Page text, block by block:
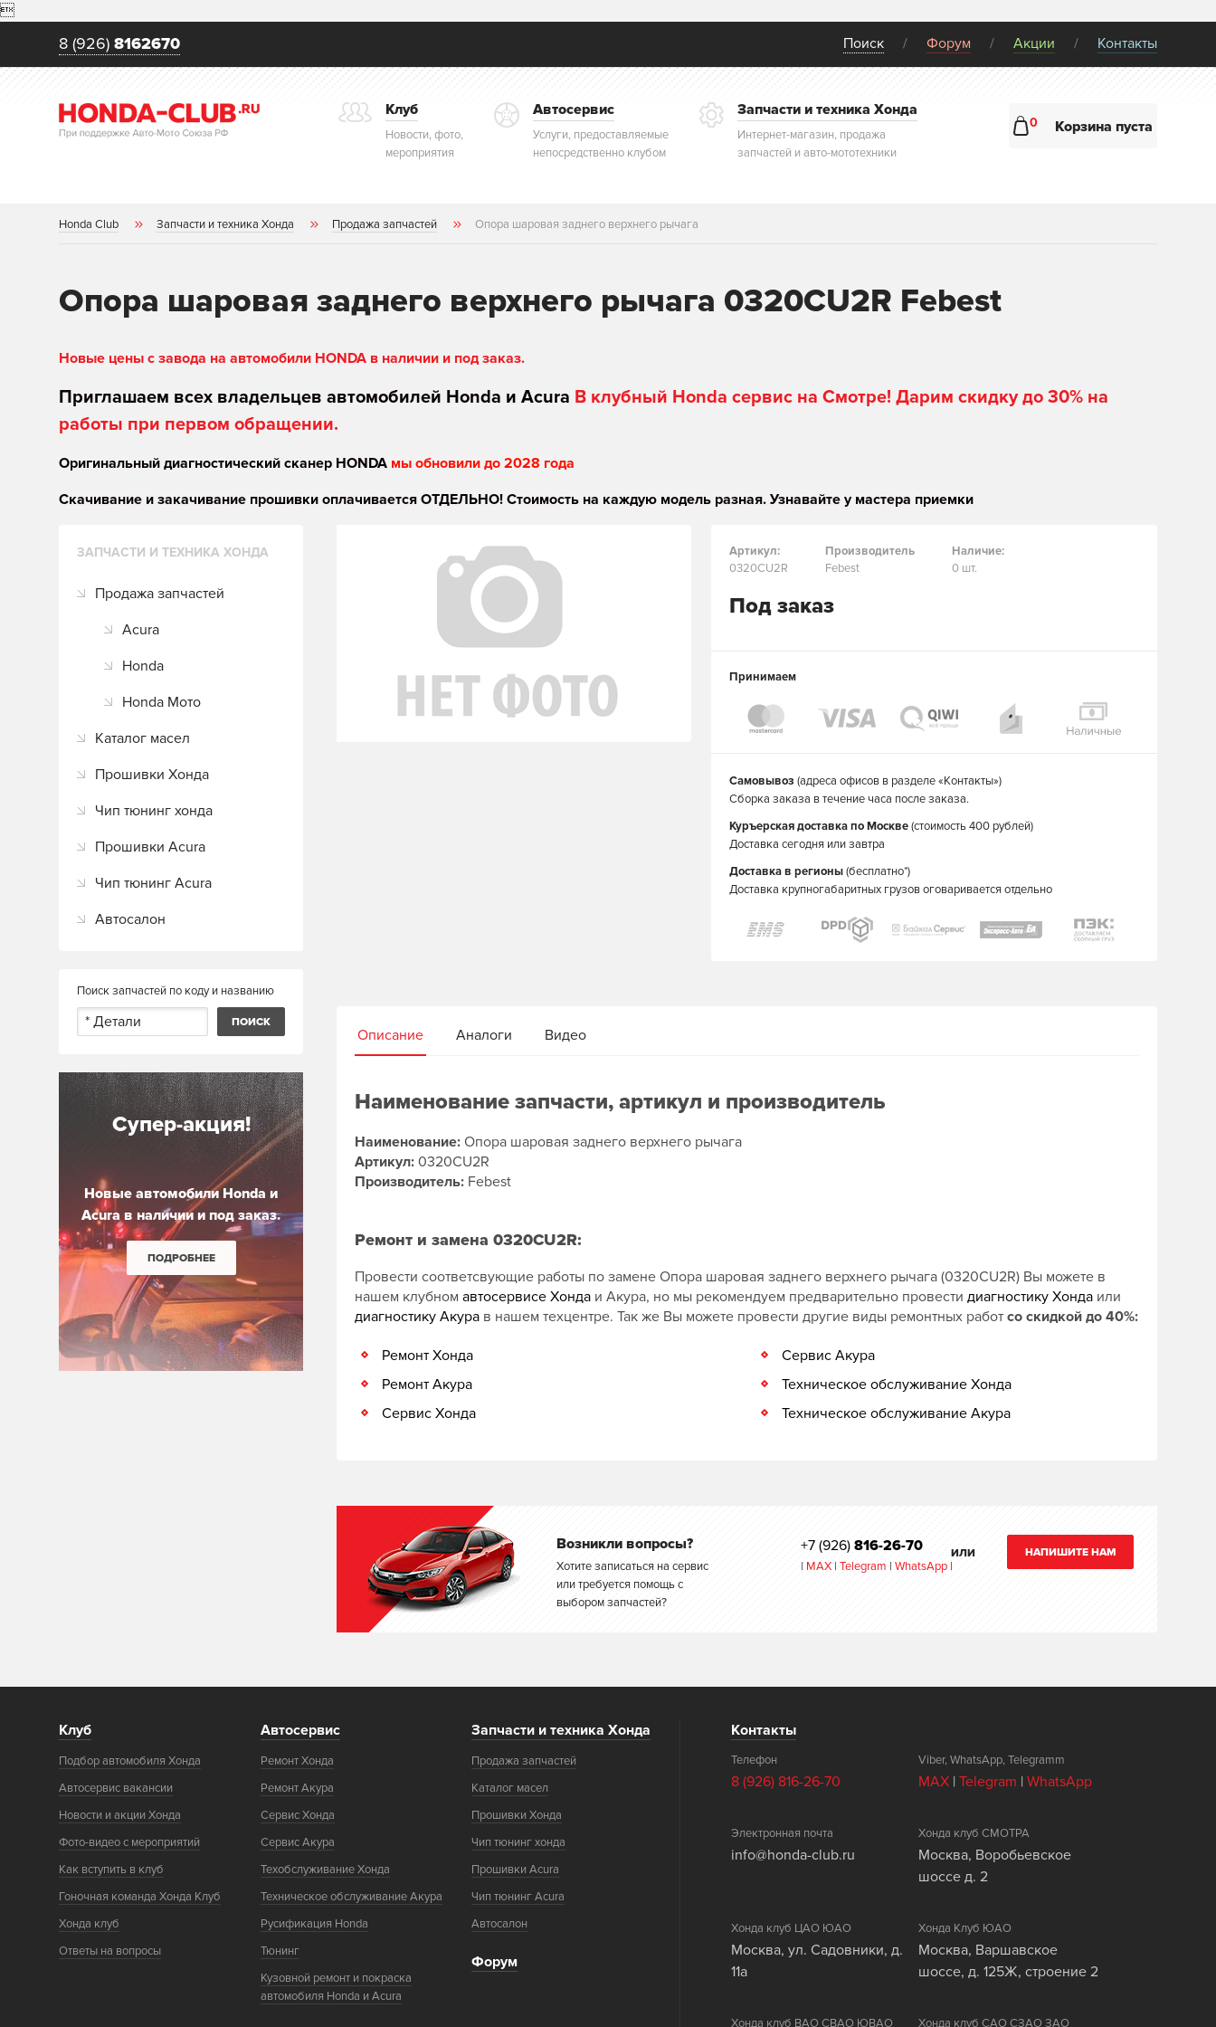

8 (926) 8162670 Поиск Форум Акции Контакты
Клуб
Новости, фото,
мероприятия
Автосервис
Услуги, предоставляемые
непосредственно клубом
Запчасти и техника Хонда
Интернет-магазин, продажа
запчастей и авто-мототехники
0 Корзина пуста
Honda Club Запчасти и техника Хонда Продажа запчастей Опора шаровая заднего верхнего рычага
Опора шаровая заднего верхнего рычага 0320CU2R Febest
Новые цены с завода на автомобили HONDA в наличии и под заказ.
Приглашаем всех владельцев автомобилей Honda и Acura В клубный Honda сервис на Смотре! Дарим скидку до 30% на
работы при первом обращении.
Оригинальный диагностический сканер HONDA мы обновили до 2028 года
Скачивание и закачивание прошивки оплачивается ОТДЕЛЬНО! Стоимость на каждую модель разная. Узнавайте у мастера приемки
ЗАПЧАСТИ И ТЕХНИКА ХОНДА
Продажа запчастей
Acura
Honda
Honda Мото
Каталог масел
Прошивки Хонда
Чип тюнинг хонда
Прошивки Acura
Чип тюнинг Acura
Автосалон
Поиск запчастей по коду и названию
Супер-акция!
Новые автомобили Honda и
Acura в наличии и под заказ.
ПОДРОБНЕЕ
Артикул:
0320CU2R
Производитель
Febest
Наличие:
0 шт.
Под заказ
Принимаем
Самовывоз (адреса офисов в разделе «Контакты»)
Сборка заказа в течение часа после заказа.
Куръерская доставка по Москве(стоимость 400 рублей)
Доставка сегодня или завтра
Доставка в регионы(бесплатно*)
Доставка крупногабаритных грузов оговаривается отдельно
Описание Аналоги Видео
Наименование запчасти, артикул и производитель
Наименование: Опора шаровая заднего верхнего рычага
Артикул: 0320CU2R
Производитель: Febest
Ремонт и замена 0320CU2R:
Провести соответсвующие работы по замене Опора шаровая заднего верхнего рычага (0320CU2R) Вы можете в
нашем клубном автосервисе Хонда и Акура, но мы рекомендуем предварительно провести диагностику Хонда или
диагностику Акура в нашем техцентре. Так же Вы можете провести другие виды ремонтных работ со скидкой до 40%:
Ремонт Хонда
Ремонт Акура
Сервис Хонда
Сервис Акура
Техническое обслуживание Хонда
Техническое обслуживание Акура
Возникли вопросы?
Хотите записаться на сервис
или требуется помощь с
выбором запчастей?
+7 (926) 816-26-70
| MAX | Telegram | WhatsApp |
ИЛИ НАПИШИТЕ НАМ
Клуб
Подбор автомобиля Хонда
Автосервис вакансии
Новости и акции Хонда
Фото-видео с мероприятий
Как вступить в клуб
Гоночная команда Хонда Клуб
Хонда клуб
Ответы на вопросы
Автосервис
Ремонт Хонда
Ремонт Акура
Сервис Хонда
Сервис Акура
Техобслуживание Хонда
Техническое обслуживание Акура
Русификация Honda
Тюнинг
Кузовной ремонт и покраска
автомобиля Honda и Acura
Запчасти и техника Хонда
Продажа запчастей
Каталог масел
Прошивки Хонда
Чип тюнинг хонда
Прошивки Acura
Чип тюнинг Acura
Автосалон
Форум
Контакты
Телефон
8 (926) 816-26-70
Viber, WhatsApp, Telegramm
MAX |Telegram |WhatsApp
Электронная почта
info@honda-club.ru
Хонда клуб СМОТРА
Москва, Воробьевское
шоссе д. 2
Хонда клуб ЦАО ЮАО
Москва, ул. Садовники, д.
11а
Хонда Клуб ЮАО
Москва, Варшавское
шоссе, д. 125Ж, строение 2
Хонда клуб ВАО СВАО ЮВАО Хонда клуб САО СЗАО ЗАО